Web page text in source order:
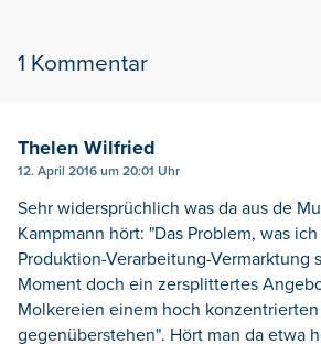
1 Kommentar
Thelen Wilfried
12. April 2016 um 20:01 Uhr
Sehr widersprüchlich was da aus de
Kampmann hört: "Das Problem, was
Produktion-Verarbeitung-Vermarktung
Moment doch ein zersplittertes
Molkereien einem hoch
gegenüberstehen". Hört man da etwa